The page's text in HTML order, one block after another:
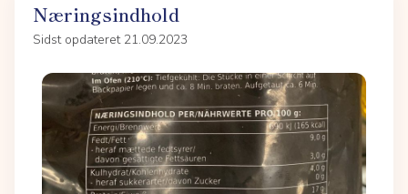
Næringsindhold
Sidst opdateret 21.09.2023